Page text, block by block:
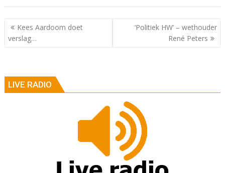
Berichtnavigatie
Kees Aardoom doet
verslag…
‘Politiek HW’ – wethouder
René Peters
LIVE RADIO